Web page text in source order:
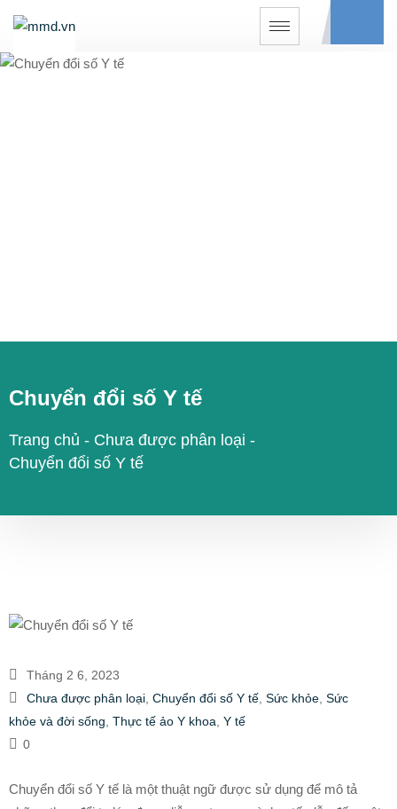
Chuyển đổi số Y tế
Trang chủ - Chưa được phân loại -
Chuyển đổi số Y tế
Tháng 2 6, 2023
Chưa được phân loại Chuyển đổi số Y tế Sức khỏe Sức
khỏe và đời sống Thực tế ảo Y khoa Y tế
0
Chuyển đổi số Y tế là một thuật ngữ được sử dụng để mô tả